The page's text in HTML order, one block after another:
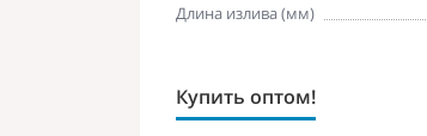
Длина излива (мм)
Купить оптом!